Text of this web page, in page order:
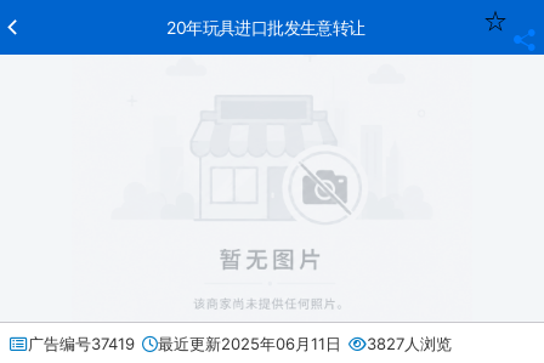
20年玩具进口批发生意转让
广告编号37419 最近更新2025年06月11日 3827人浏览